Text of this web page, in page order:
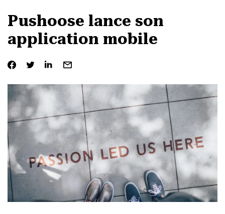
Pushoose lance son
application mobile